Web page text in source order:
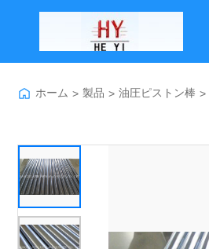
ホーム > 製品 > 油圧ピストン棒 >